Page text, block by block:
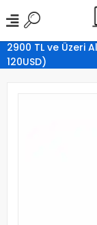
2900 TL ve Üzeri
120USD)